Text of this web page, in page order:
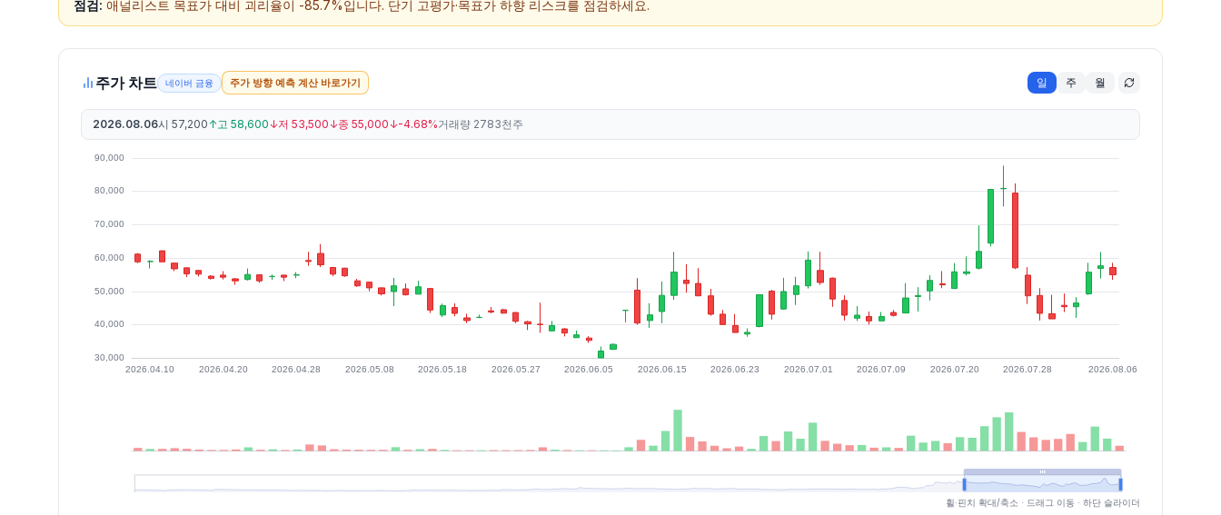
점검: 애널리스트 목표가 대비 괴리율이 -85.7%입니다. 단기 고평가·목표가 하향 리스크를 점검하세요.
주가 차트 네이버 금융 주가 방향 예측 계산 바로가기 일 주 월
2026.08.06시 57,200 ↑고 58,600↓저 53,500↓종 55,000↓-4.68%거래량 2783천주
휠·핀치 확대/축소 · 드래그 이동 · 하단 슬라이더